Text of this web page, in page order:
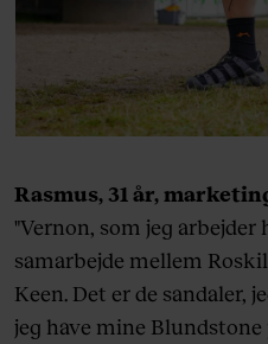
Rasmus, 31 år,
"Vernon, som jeg arbejder
samarbejde mellem
Keen. Det er de sandaler,
jeg have mine Blundstone